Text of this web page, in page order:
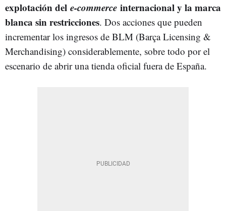
explotación del e-commerce internacional y la marca
blanca sin restricciones. Dos acciones que pueden
incrementar los ingresos de BLM (Barça Licensing &
Merchandising) considerablemente, sobre todo por el
escenario de abrir una tienda oficial fuera de España.